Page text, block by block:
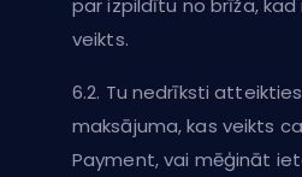
par izpildītu no brīža,
veikts.
6.2. Tu nedrīksti
maksājuma, kas veikts
Payment, vai mēģināt